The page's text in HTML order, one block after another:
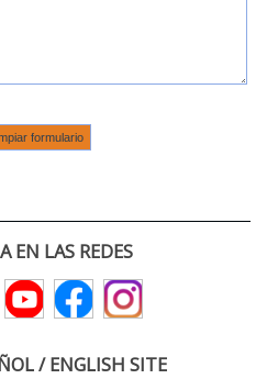
EN LAS REDES
/ ENGLISH SITE